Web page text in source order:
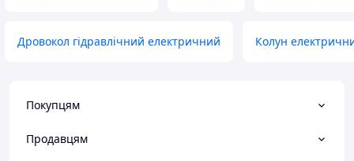
Дровокол гідравлічний електричний Колун
Покупцям
Продавцям